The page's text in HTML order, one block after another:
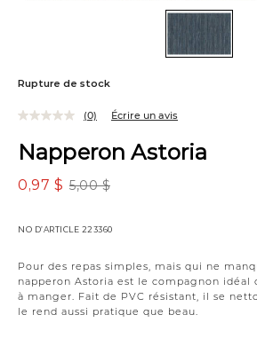
Rupture de stock
Napperon Astoria
5,00 $
0,97 $
NO D’ARTICLE 223360
Pour des repas simples, mais qui ne
napperon Astoria est le compagnon idéal
à manger. Fait de PVC résistant, il se
le rend aussi pratique que beau.
(0) Écrire un avis